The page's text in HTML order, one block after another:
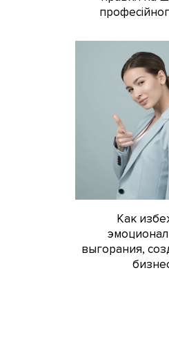
Как
выгорания,